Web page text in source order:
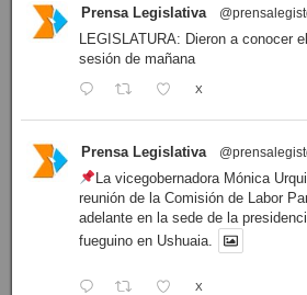
Prensa Legislativa
LEGISLATURA: Dieron a conocer
sesión de mañana
X
Prensa Legislativa
La vicegobernadora Mónica
reunión de la Comisión de Labor
adelante en la sede de la
fueguino en Ushuaia.
X